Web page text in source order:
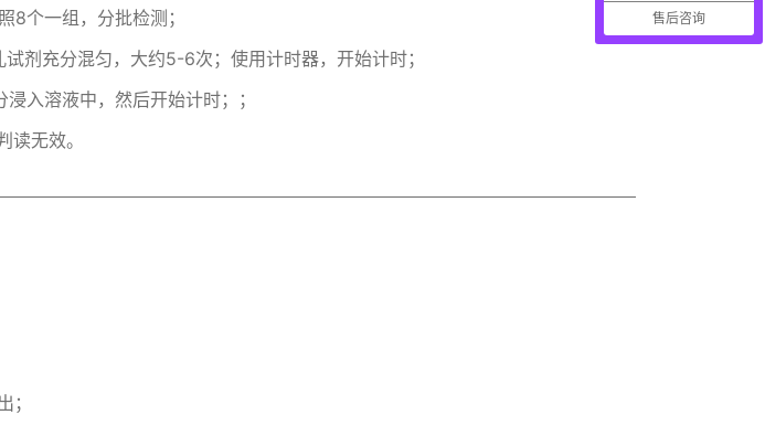
8个一组，分批检测；
剂充分混匀，大约5-6次；使用计时器，开始计时；
入溶液中，然后开始计时；；
无效。
售后咨询